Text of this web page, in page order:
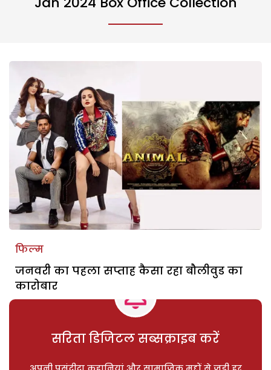
फिल्म
जनवरी का पहला सप्ताह कैसा रहा बौलीवुड का
कारोबार
सरिता डिजिटल सब्सक्राइब करें